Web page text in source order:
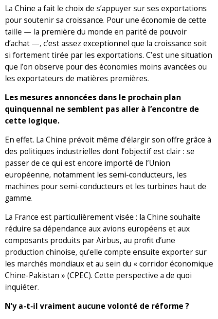
La Chine a fait le choix de s’appuyer sur ses exportations
pour soutenir sa croissance. Pour une économie de cette
taille — la première du monde en parité de pouvoir
d’achat —, c’est assez exceptionnel que la croissance soit
si fortement tirée par les exportations. C’est une situation
que l’on observe pour des économies moins avancées ou
les exportateurs de matières premières.
Les mesures annoncées dans le prochain plan
quinquennal ne semblent pas aller à l’encontre de
cette logique.
En effet. La Chine prévoit même d’élargir son offre grâce à
des politiques industrielles dont l’objectif est clair : se
passer de ce qui est encore importé de l’Union
européenne, notamment les semi-conducteurs, les
machines pour semi-conducteurs et les turbines haut de
gamme.
La France est particulièrement visée : la Chine souhaite
réduire sa dépendance aux avions européens et aux
composants produits par Airbus, au profit d’une
production chinoise, qu’elle compte ensuite exporter sur
les marchés mondiaux et au sein du « corridor économique
Chine-Pakistan » (CPEC). Cette perspective a de quoi
inquiéter.
N’y a-t-il vraiment aucune volonté de réforme ?